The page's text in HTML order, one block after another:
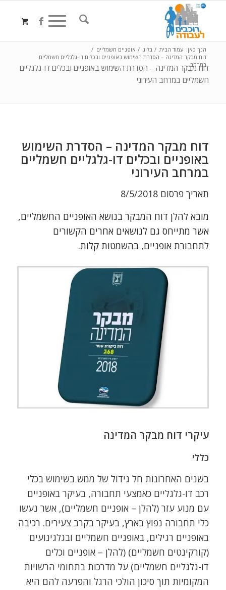
דוח מבקר המדינה – הסדרת השימוש באופניים ובכלים דו-גלגליים
חשמליים במרחב העירוני
הנך כאן: עמוד הבית / בלוג / אופניים חשמליים /
דוח מבקר המדינה – הסדרת השימוש באופניים ובכלים דו-גלגליים חשמליים
במרחב...
דוח מבקר המדינה – הסדרת השימוש
באופניים ובכלים דו-גלגליים חשמליים
במרחב העירוני
תאריך פרסום 8/5/2018
מובא להלן דוח המבקר בנושא האופניים החשמליים,
אשר מתייחס גם לנושאים אחרים הקשורים
לתחבורת אופניים, בהשמטות קלות.
עיקרי דוח מבקר המדינה
כללי
בשנים האחרונות חל גידול של ממש בשימוש בכלי
רכב דו-גלגליים כאמצעי תחבורה, בעיקר באופניים
עם מנוע עזר (להלן – אופניים חשמליים), אשר נעשו
כלי תחבורה נפוץ בארץ, בעיקר בקרב צעירים. רכיבה
באופניים רגילים, באופניים חשמליים ובגלגינועים
(קורקינטים חשמליים) (להלן – אופניים וכלים
דו-גלגליים חשמליים) על מדרכות בתחומי הרשויות
המקומיות תוך סיכון הולכי הרגל והפרעה להם היא